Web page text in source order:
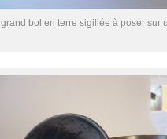
grand bol en terre sigillée à poser sur